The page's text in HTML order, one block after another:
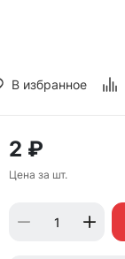
В избранное
2 ₽
Цена за шт.